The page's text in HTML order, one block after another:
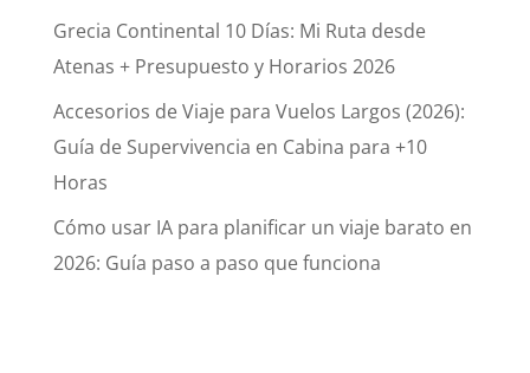
Grecia Continental 10 Días: Mi Ruta desde
Atenas + Presupuesto y Horarios 2026
Accesorios de Viaje para Vuelos Largos (2026):
Guía de Supervivencia en Cabina para +10
Horas
Cómo usar IA para planificar un viaje barato en
2026: Guía paso a paso que funciona